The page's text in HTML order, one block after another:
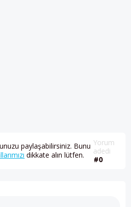
paylaşabilirsiniz. Bunu
dikkate alın lütfen.
Yorum
adedi
#0